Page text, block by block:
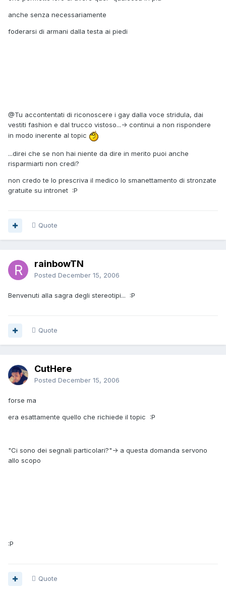
anche senza necessariamente
foderarsi di armani dalla testa ai piedi
@Tu accontentati di riconoscere i gay dalla voce stridula, dai
vestiti fashion e dal trucco vistoso...-> continui a non rispondere
in modo inerente al topic
...direi che se non hai niente da dire in merito puoi anche
risparmiarti non credi?
non credo te lo prescriva il medico lo smanettamento di stronzate
gratuite su intronet :P
Quote
rainbowTN
Posted December 15, 2006
Benvenuti alla sagra degli stereotipi... :P
Quote
CutHere
Posted December 15, 2006
forse ma
era esattamente quello che richiede il topic :P
"Ci sono dei segnali particolari?"-> a questa domanda servono
allo scopo
:P
Quote